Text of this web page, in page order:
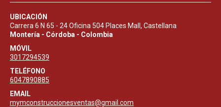
UBICACIÓN
Carrera 6 N 65 - 24 Oficina 504 Places Mall, Castellana
Montería - Córdoba - Colombia
MÓVIL
3017294539
TELÉFONO
6047890885
EMAIL
mymconstruccionesventas@gmail.com